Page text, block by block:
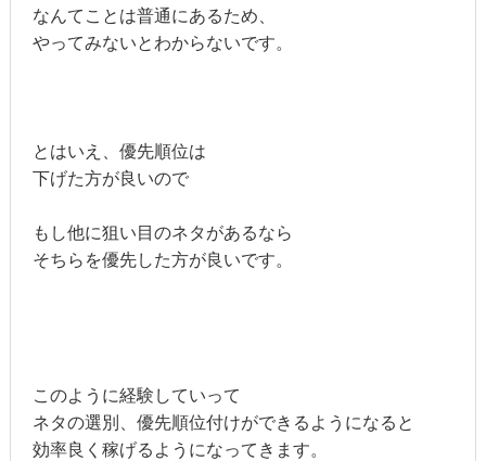
なんてことは普通にあるため、
やってみないとわからないです。
とはいえ、優先順位は
下げた方が良いので
もし他に狙い目のネタがあるなら
そちらを優先した方が良いです。
このように経験していって
ネタの選別、優先順位付けができるようになると
効率良く稼げるようになってきます。